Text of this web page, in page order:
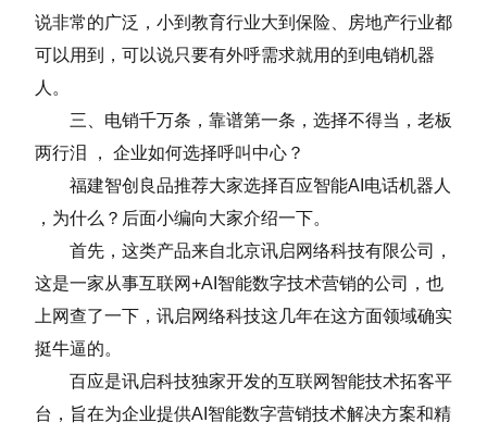
说非常的广泛，小到教育行业大到保险、房地产行业都
可以用到，可以说只要有外呼需求就用的到电销机器
人。
三、电销千万条，靠谱第一条，选择不得当，老板
两行泪 ， 企业如何选择呼叫中心？
福建智创良品推荐大家选择百应智能AI电话机器人
，为什么？后面小编向大家介绍一下。
首先，这类产品来自北京讯启网络科技有限公司，
这是一家从事互联网+AI智能数字技术营销的公司，也
上网查了一下，讯启网络科技这几年在这方面领域确实
挺牛逼的。
百应是讯启科技独家开发的互联网智能技术拓客平
台，旨在为企业提供AI智能数字营销技术解决方案和精